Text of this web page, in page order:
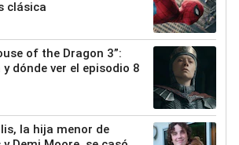
clásica
of the Dragon 3”:
dónde ver el episodio 8
la hija menor de